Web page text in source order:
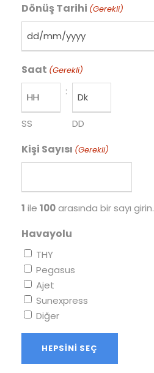
z
M
e
i
k
i
Y
Y
Y
Dönüş Tarihi (Gerekli)
e
ğ
k
ç
z
M
ğ
k
ç
z
Y
Saat (Gerekli)
SS
:
DD
Kişi Sayısı (Gerekli)
1 ile 100arasında bir sayı girin.
Havayolu
THY
Pegasus
Ajet
Sunexpress
Diğer
HEPSINI SEÇ